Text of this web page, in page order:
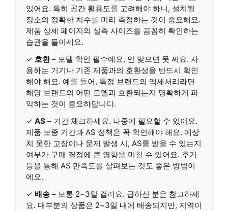
있어요. 특히 공간 활용도를 고려해야 하니, 설치될
장소의 정확한 치수를 미리 측정하는 것이 중요해요.
제품 상세 페이지의 실측 사이즈를 꼼꼼히 확인하는
습관을 들이세요.
✓ 호환– 모델 확인 필수예요. 안 맞으면 못 써요. 사
용하는 기기나 기존 제품과의 호환성을 반드시 확인
해야 해요. 예를 들어, 특정 브랜드의 액세서리라면
해당 브랜드의 어떤 모델과 호환되는지 명확하게 파
악하는 것이 중요하답니다.
✓ AS – 기간 체크하세요. 나중에 필요할 수 있어요.
제품 보증 기간과 AS 정책은 꼭 확인해야 해요. 예상
치 못한 고장이나 문제 발생 시, AS를 받을 수 있는지
여부가 구매 결정에 큰 영향을 미칠 수 있어요. 후기
등을 통해 AS 만족도를 살펴보는 것도 좋은 방법이
에요.
✓ 배송 – 보통 2~3일 걸려요. 급하신 분은 참고하세
요. 대부분의 상품은 2~3일 내에 배송되지만, 지역이